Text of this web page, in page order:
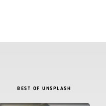
BEST OF UNSPLASH